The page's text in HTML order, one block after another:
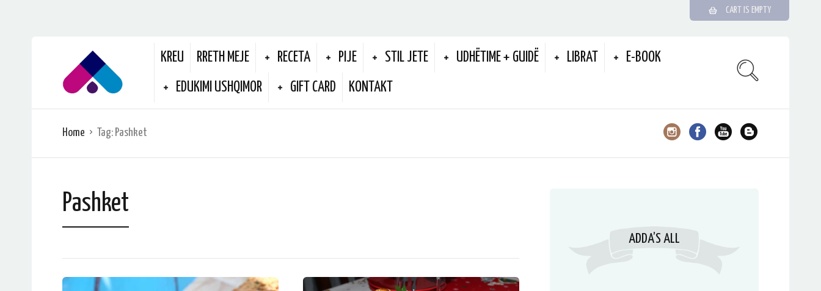
CART IS EMPTY
KREU RRETH MEJE RECETA PIJE STIL JETE UDHËTIME + GUIDË LIBRAT E-BOOK
EDUKIMI USHQIMOR GIFT CARD KONTAKT
Home Tag: Pashket
Pashket
ADDA’S ALL